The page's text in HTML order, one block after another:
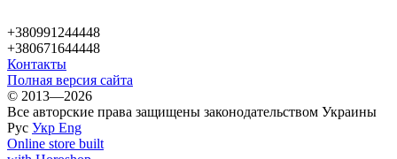
+380991244448
+380671644448
Контакты
Полная версия сайта
© 2013—2026
Все авторские права защищены законодательством Украины
Рус Укр Eng
Online store built